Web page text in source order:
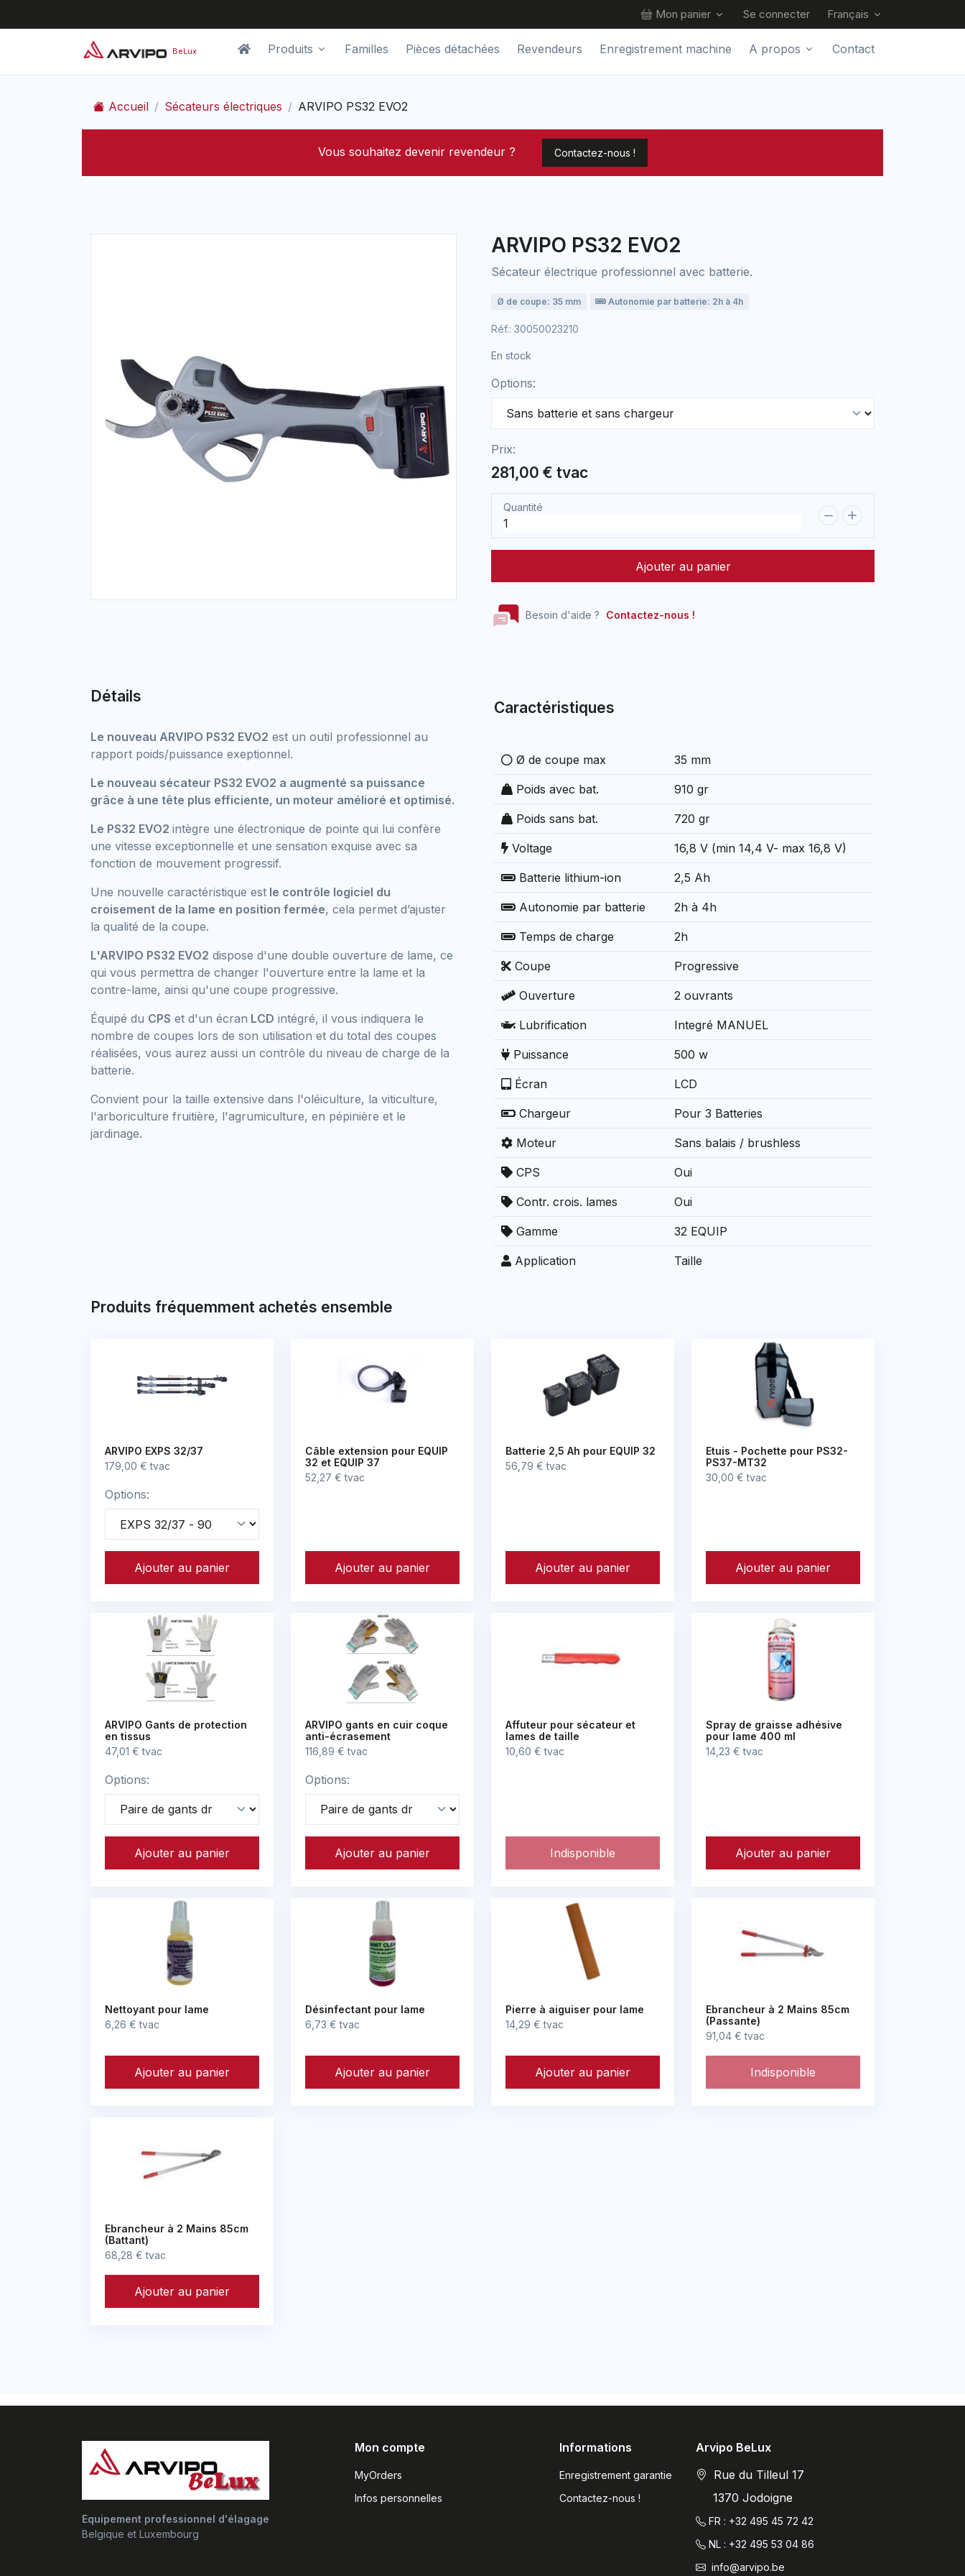
Mon panier Se connecter Français
BeLux Produits Familles Pièces détachées Revendeurs Enregistrement machine A propos Contact
Accueil Sécateurs électriques ARVIPO PS32 EVO2
Vous souhaitez devenir revendeur ? Contactez-nous !
ARVIPO PS32 EVO2
Sécateur électrique professionnel avec batterie.
Ø de coupe: 35 mm Autonomie par batterie: 2h à 4h
Réf.: 30050023210
En stock
Options:
Prix:
281,00 € tvac
Quantité
Ajouter au panier
Besoin d'aide ? Contactez-nous !
Détails
Le nouveau ARVIPO PS32 EVO2 est un outil professionnel au
rapport poids/puissance exeptionnel.
Le nouveau sécateur PS32 EVO2 a augmenté sa puissance
grâce à une tête plus efficiente, un moteur amélioré et optimisé.
Le PS32 EVO2 intègre une électronique de pointe qui lui confère
une vitesse exceptionnelle et une sensation exquise avec sa
fonction de mouvement progressif.
Une nouvelle caractéristique est le contrôle logiciel du
croisement de la lame en position fermée, cela permet d’ajuster
la qualité de la coupe.
L'ARVIPO PS32 EVO2 dispose d'une double ouverture de lame, ce
qui vous permettra de changer l'ouverture entre la lame et la
contre-lame, ainsi qu'une coupe progressive.
Équipé du CPS et d'un écran LCD intégré, il vous indiquera le
nombre de coupes lors de son utilisation et du total des coupes
réalisées, vous aurez aussi un contrôle du niveau de charge de la
batterie.
Convient pour la taille extensive dans l'oléiculture, la viticulture,
l'arboriculture fruitière, l'agrumiculture, en pépinière et le
jardinage.
Caractéristiques
Ø de coupe max 35 mm
Poids avec bat. 910 gr
Poids sans bat. 720 gr
Voltage 16,8 V (min 14,4 V- max 16,8 V)
Batterie lithium-ion 2,5 Ah
Autonomie par batterie 2h à 4h
Temps de charge 2h
Coupe Progressive
Ouverture 2 ouvrants
Lubrification Integré MANUEL
Puissance 500 w
Écran LCD
Chargeur Pour 3 Batteries
Moteur Sans balais / brushless
CPS Oui
Contr. crois. lames Oui
Gamme 32 EQUIP
Application Taille
Produits fréquemment achetés ensemble
ARVIPO EXPS 32/37
179,00 € tvac
Options:
Ajouter au panier
Câble extension pour EQUIP
32 et EQUIP 37
52,27 € tvac
Ajouter au panier
Batterie 2,5 Ah pour EQUIP 32
56,79 € tvac
Ajouter au panier
Etuis - Pochette pour PS32-
PS37-MT32
30,00 € tvac
Ajouter au panier
ARVIPO Gants de protection
en tissus
47,01 € tvac
Options:
Ajouter au panier
ARVIPO gants en cuir coque
anti-écrasement
116,89 € tvac
Options:
Ajouter au panier
Affuteur pour sécateur et
lames de taille
10,60 € tvac
Indisponible
Spray de graisse adhésive
pour lame 400 ml
14,23 € tvac
Ajouter au panier
Nettoyant pour lame
6,26 € tvac
Ajouter au panier
Désinfectant pour lame
6,73 € tvac
Ajouter au panier
Pierre à aiguiser pour lame
14,29 € tvac
Ajouter au panier
Ebrancheur à 2 Mains 85cm
(Passante)
91,04 € tvac
Indisponible
Ebrancheur à 2 Mains 85cm
(Battant)
68,28 € tvac
Ajouter au panier
Equipement professionnel d'élagage
Belgique et Luxembourg
Mon compte
MyOrders
Infos personnelles
Informations
Enregistrement garantie
Contactez-nous !
Arvipo BeLux
Rue du Tilleul 17
1370 Jodoigne
FR : +32 495 45 72 42
NL : +32 495 53 04 86
info@arvipo.be